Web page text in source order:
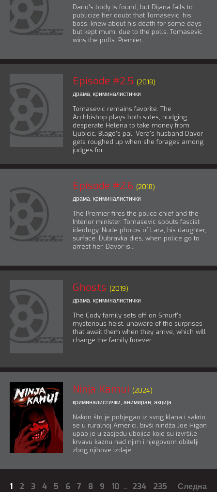
Dario's body is found, but Dijana fails to
publicize her doubt that Tomasevic, his
boss, knew about his death for some days
but kept mum, due to the polls. Tomasevic
wins the polls. Premier...
Episode #2.5 (2018)
драма, криминалистички
Tomasevic remains favorite. The
Archbishop plays both sides, nudging
desperate Helena to take money from
Ljubicic, Blago's pal. Vera's husband Davor
gets roughed up when she forages among
judges for...
Episode #2.6 (2018)
драма, криминалистички
The Premier fires the police chief and the
Interior minister. Tomasevic spouts fascist
ideology. Nude photos of Lara, his daughter,
surface. Dubravka dies, when police go to
arrest her. Davor is...
Ghosts (2019)
драма, криминалистички
The Cody family sets off on Smurf's
mysterious heist, unaware of the surprises
that await them when they arrive, which will
change the family forever.
Ninja Kamui (2024)
криминалистички, анимиран, акција
Nakon što je pobjegao iz svog klana i sakrio
se u ruralnoj Americi, bivši nindža Joe Higan
upao je u zasjedu ubojica koje su izvršile
krvavu kaznu nad njim i njegovom obitelji
zbog njihove izdaje...
1 2 3 4 5 6 7 8 9 10 ... 234 235 Следна